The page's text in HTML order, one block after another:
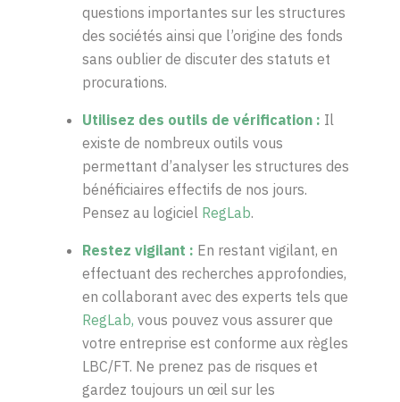
questions importantes sur les structures
des sociétés ainsi que l’origine des fonds
sans oublier de discuter des statuts et
procurations.
Utilisez des outils de vérification : Il
existe de nombreux outils vous
permettant d’analyser les structures des
bénéficiaires effectifs de nos jours.
Pensez au logiciel RegLab.
Restez vigilant : En restant vigilant, en
effectuant des recherches approfondies,
en collaborant avec des experts tels que
RegLab, vous pouvez vous assurer que
votre entreprise est conforme aux règles
LBC/FT. Ne prenez pas de risques et
gardez toujours un œil sur les